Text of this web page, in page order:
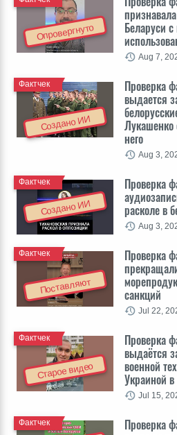
Опровергнуто Беларуси с
Aug 7,
Создано ИИ
Проверка
выдается
Лукашенко
него
Фактчек
Aug 3,
Создано ИИ
Проверка
расколе в
Фактчек
Aug 3,
Поставляют
Проверка
санкций
Фактчек
Jul 22,
Старое видео
Проверка
выдаётся
военной
Украиной
Фактчек
Jul 15,
Проверка
Фактчек